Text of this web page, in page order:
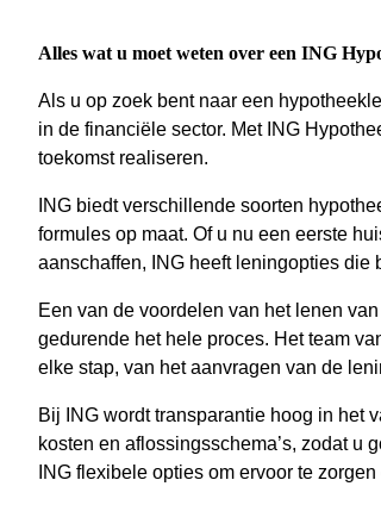
Alles wat u moet weten over een ING
Als u op zoek bent naar een
in de financiële sector. Met ING
toekomst realiseren.
ING biedt verschillende soorten
formules op maat. Of u nu een eerste
aanschaffen, ING heeft leningopties die
Een van de voordelen van het lenen
gedurende het hele proces. Het team
elke stap, van het aanvragen van de
Bij ING wordt transparantie hoog in het
kosten en aflossingsschema’s, zodat u
ING flexibele opties om ervoor te